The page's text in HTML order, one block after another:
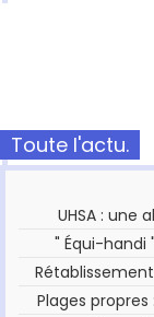
Toute l'actu.
UHSA : une
" Équi-handi
Plages